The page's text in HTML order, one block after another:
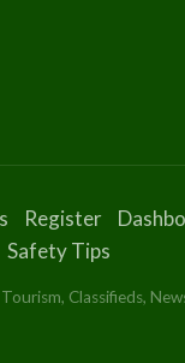
Register
Safety Tips
Classifieds,